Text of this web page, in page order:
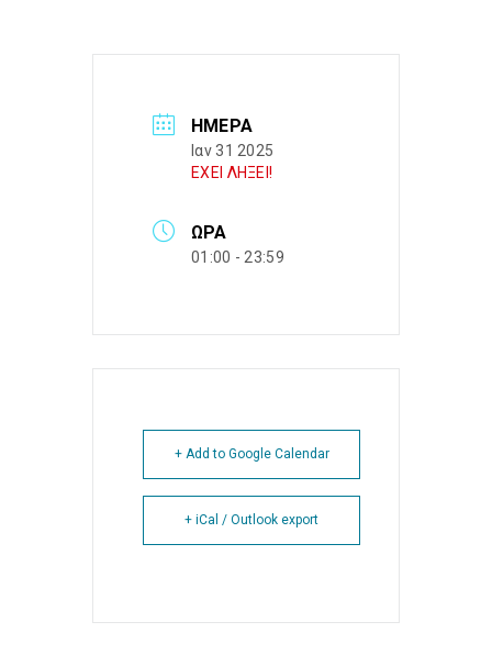
ΗΜΈΡΑ
Ιαν 31 2025
ΕΧΕΙ ΛΗΞΕΙ!
ΏΡΑ
01:00 - 23:59
+ Add to Google Calendar
+ iCal / Outlook export